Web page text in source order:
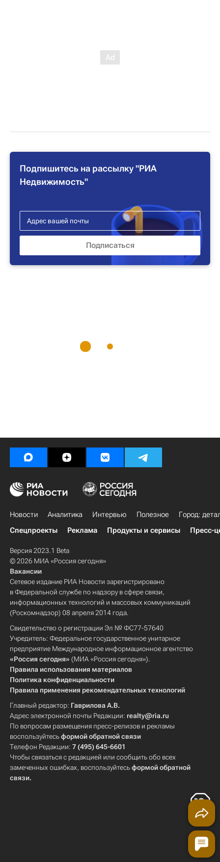
Подпишитесь на рассылку "РИА
Недвижимость"
Новости Аналитика Интервью Полезное
Город:
Спецпроекты
Реклама Продукты и сервисы Пресс-
Версия 2023.1 Beta
© 2026 МИА «Россия сегодня»
Вакансии
Сетевое издание РИА Новости зарегистрировано
в Федеральной службе по надзору в сфере связи,
информационных технологий и массовых коммуникаций
(Роскомнадзор) 08 апреля 2014 года.
Свидетельство о регистрации Эл № ФС77-57640
Учредитель: Федеральное государственное унитарное
предприятие Международное информационное агентство
«Россия сегодня» (МИА «Россия сегодня»).
Правила использования материалов
Политика конфиденциальности
Правила применения рекомендательных технологий
Главный редактор: Гаврилова А.В.
Адрес электронной почты Редакции: realty@ria.ru
По вопросам размещения пресс-релизов и рекламы
воспользуйтесьформой обратной связи
Телефон Редакции: 7 (495) 645-6601
Чтобы связаться с редакцией или сообщить обо всех
замеченных ошибках, воспользуйтесьформой обратной
связи.